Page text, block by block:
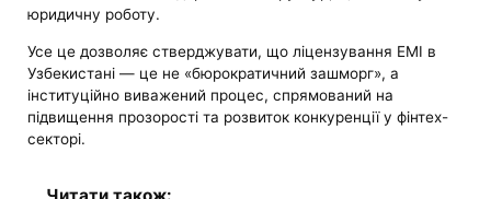
юридичну роботу.
Усе це дозволяє стверджувати, що ліцензування EMI в
Узбекистані — це не «бюрократичний зашморг», а
інституційно виважений процес, спрямований на
підвищення прозорості та розвиток конкуренції у фінтех-
секторі.
Читати також: